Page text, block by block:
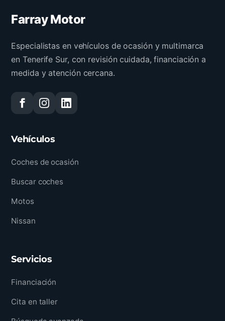
Farray Motor
Especialistas en vehículos de ocasión y multimarca
en Tenerife Sur, con revisión cuidada, financiación a
medida y atención cercana.
Vehículos
Coches de ocasión
Buscar coches
Motos
Nissan
Servicios
Financiación
Cita en taller